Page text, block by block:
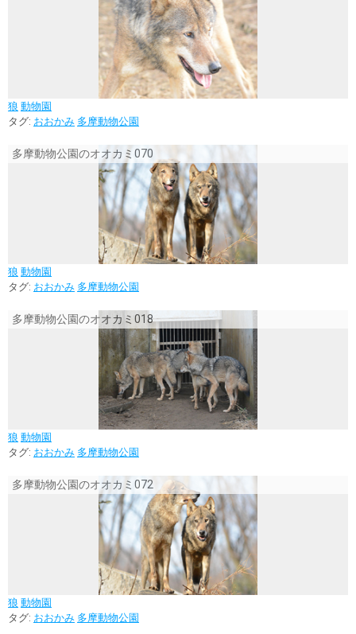
狼 動物園
タグ: おおかみ 多摩動物公園
多摩動物公園のオオカミ070
狼 動物園
タグ: おおかみ 多摩動物公園
多摩動物公園のオオカミ018
狼 動物園
タグ: おおかみ 多摩動物公園
多摩動物公園のオオカミ072
狼 動物園
タグ: おおかみ 多摩動物公園